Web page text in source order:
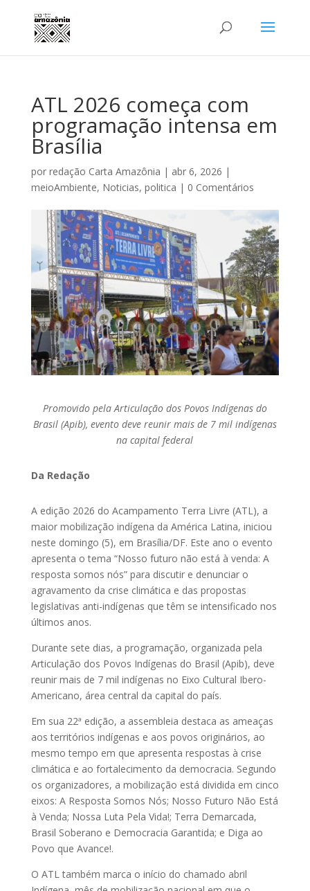
ATL 2026 começa com
programação intensa em
Brasília
por redação Carta Amazônia | abr 6, 2026 |
meioAmbiente, Noticias, politica | 0 Comentários
Promovido pela Articulação dos Povos Indígenas do
Brasil (Apib), evento deve reunir mais de 7 mil indígenas
na capital federal
Da Redação
A edição 2026 do Acampamento Terra Livre (ATL), a
maior mobilização indígena da América Latina, iniciou
neste domingo (5), em Brasília/DF. Este ano o evento
apresenta o tema “Nosso futuro não está à venda: A
resposta somos nós” para discutir e denunciar o
agravamento da crise climática e das propostas
legislativas anti-indígenas que têm se intensificado nos
últimos anos.
Durante sete dias, a programação, organizada pela
Articulação dos Povos Indígenas do Brasil (Apib), deve
reunir mais de 7 mil indígenas no Eixo Cultural Ibero-
Americano, área central da capital do país.
Em sua 22ª edição, a assembleia destaca as ameaças
aos territórios indígenas e aos povos originários, ao
mesmo tempo em que apresenta respostas à crise
climática e ao fortalecimento da democracia. Segundo
os organizadores, a mobilização está dividida em cinco
eixos: A Resposta Somos Nós; Nosso Futuro Não Está
à Venda; Nossa Luta Pela Vida!; Terra Demarcada,
Brasil Soberano e Democracia Garantida; e Diga ao
Povo que Avance!.
O ATL também marca o início do chamado abril